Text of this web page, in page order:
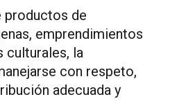
productos de
emprendimientos
culturales, la
con respeto,
adecuada y